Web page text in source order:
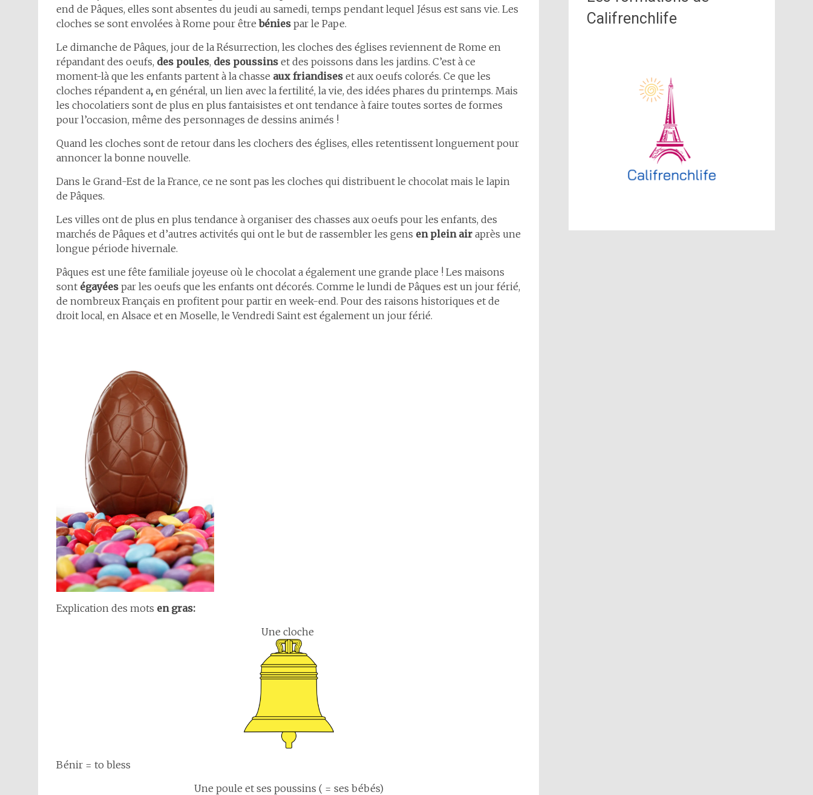
end de Pâques, elles sont absentes du jeudi au samedi, temps pendant lequel Jésus est sans vie. Les
cloches se sont envolées à Rome pour être bénies par le Pape.
Le dimanche de Pâques, jour de la Résurrection, les cloches des églises reviennent de Rome en
répandant des oeufs, des poules, des poussins et des poissons dans les jardins. C’est à ce
moment-là que les enfants partent à la chasse aux friandises et aux oeufs colorés. Ce que les
cloches répandent a, en général, un lien avec la fertilité, la vie, des idées phares du printemps. Mais
les chocolatiers sont de plus en plus fantaisistes et ont tendance à faire toutes sortes de formes
pour l’occasion, même des personnages de dessins animés !
Quand les cloches sont de retour dans les clochers des églises, elles retentissent longuement pour
annoncer la bonne nouvelle.
Dans le Grand-Est de la France, ce ne sont pas les cloches qui distribuent le chocolat mais le lapin
de Pâques.
Les villes ont de plus en plus tendance à organiser des chasses aux oeufs pour les enfants, des
marchés de Pâques et d’autres activités qui ont le but de rassembler les gens en plein air après une
longue période hivernale.
Pâques est une fête familiale joyeuse où le chocolat a également une grande place ! Les maisons
sont égayées par les oeufs que les enfants ont décorés. Comme le lundi de Pâques est un jour férié,
de nombreux Français en profitent pour partir en week-end. Pour des raisons historiques et de
droit local, en Alsace et en Moselle, le Vendredi Saint est également un jour férié.
Explication des mots en gras:
Une cloche
Bénir = to bless
Une poule et ses poussins ( = ses bébés)
Califrenchlife